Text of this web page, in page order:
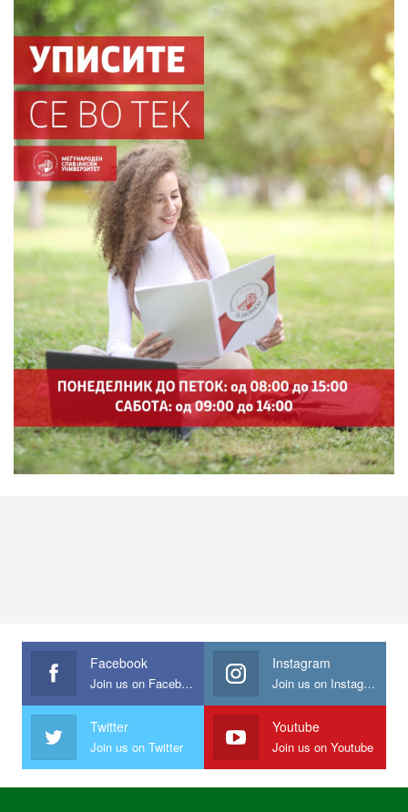
Facebook
Join us on Facebook
Instagram
Join us on Instagram
Twitter
Join us on Twitter
Youtube
Join us on Youtube